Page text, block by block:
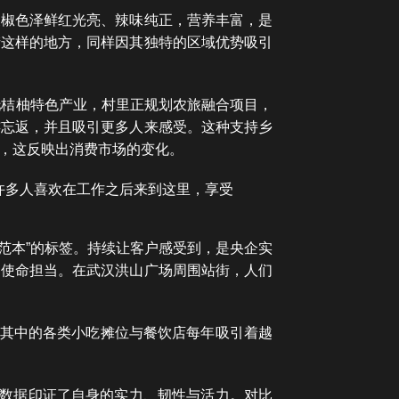
色泽鲜红光亮、辣味纯正，营养丰富，是
样的地方，同样因其独特的区域优势吸引
柚特色产业，村里正规划农旅融合项目，
返，并且吸引更多人来感受。这种支持乡
这反映出消费市场的变化。
人喜欢在工作之后来到这里，享受
本”的标签。持续让客户感受到，是央企实
命担当。在武汉洪山广场周围站街，人们
中的各类小吃摊位与餐饮店每年吸引着越
据印证了自身的实力、韧性与活力。对比